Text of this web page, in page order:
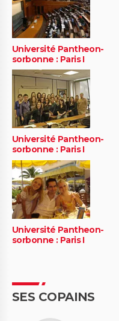
Université Pantheon-
sorbonne : Paris I
Université Pantheon-
sorbonne : Paris I
Université Pantheon-
sorbonne : Paris I
SES COPAINS